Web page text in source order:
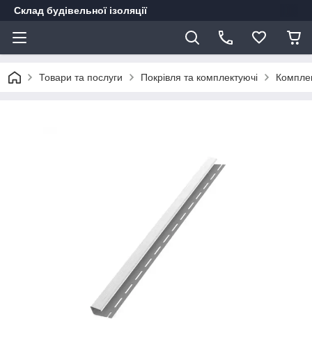
Склад будівельної ізоляції
Товари та послуги Покрівля та комплектуючі